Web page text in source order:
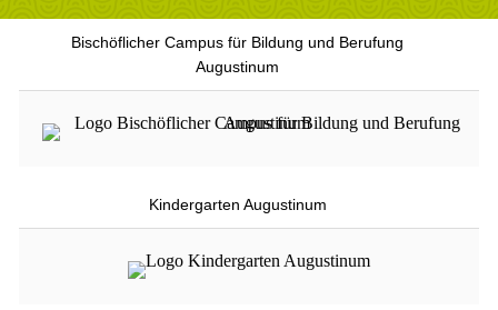
Bischöflicher Campus für Bildung und Berufung
Augustinum
Kindergarten Augustinum